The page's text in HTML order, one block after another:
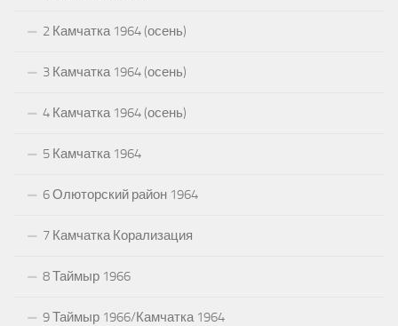
2 Камчатка 1964 (осень)
3 Камчатка 1964 (осень)
4 Камчатка 1964 (осень)
5 Камчатка 1964
6 Олюторский район 1964
7 Камчатка Корализация
8 Таймыр 1966
9 Таймыр 1966/Камчатка 1964